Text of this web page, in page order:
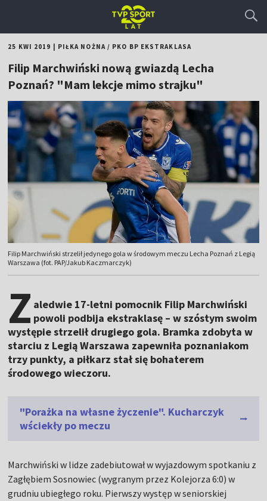
25 KWI 2019 PIŁKA NOŻNA/ PKO BP EKSTRAKLASA
Filip Marchwiński nową gwiazdą Lecha
Poznań? "Mam lekcje mimo strajku"
Filip Marchwiński strzelił jedynego gola w środowym meczu Lecha Poznań z Legią
Warszawa (fot. PAP/Jakub Kaczmarczyk)
Z aledwie 17-letni pomocnik Filip Marchwiński
powoli podbija ekstraklasę – w szóstym swoim
występie strzelił drugiego gola. Bramka zdobyta w
starciu z Legią Warszawa zapewniła poznaniakom
trzy punkty, a piłkarz stał się bohaterem
środowego wieczoru.
"Porażka na własne życzenie". Kucharczyk
wściekły po meczu
Marchwiński w lidze zadebiutował w wyjazdowym spotkaniu z
Zagłębiem Sosnowiec (wygranym przez Kolejorza 6:0) w
grudniu ubiegłego roku. Pierwszy występ w seniorskiej